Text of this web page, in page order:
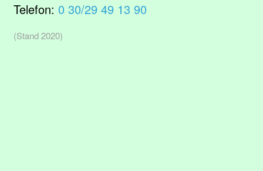
Telefon: 0 30/29 49 13 90
(Stand 2020)